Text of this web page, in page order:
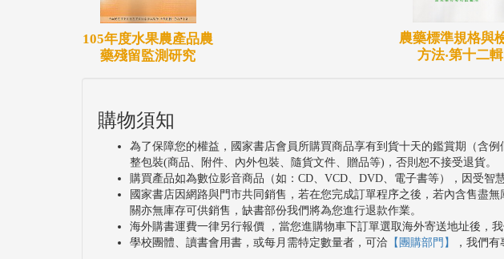
105年度水果農產品農
藥殘留監測研究
農藥標準規格與
方法‧第十二輯
購物須知
為了保障您的權益，國家書店會員所購買商品享有到貨十天的鑑賞期（含
整包裝(商品、附件、內外包裝、隨貨文件、贈品等)，否則恕不接受退貨。
購買產品如為數位影音商品（如：CD、VCD、DVD、電子書等），因受智
國家書店因網路與門市共同銷售，若在您完成訂單程序之後，若內含售盡
關亦無庫存可供銷售，缺書部份我們將為您進行退款作業。
海外購書運費一律另行報價 ，當您進購物車下訂單選取海外寄送地址後，
學校團體、讀書會用書，或每月需特定數量者，可洽 【團購部門】 ，我們有